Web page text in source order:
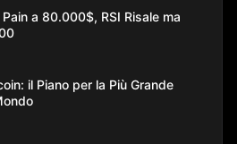
a 80.000$, RSI Risale ma
il Piano per la Più Grande